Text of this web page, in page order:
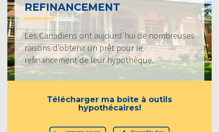
REFINANCEMENT
Les Canadiens ont aujourd’hui de nombreuses
raisons d’obtenir un prêt pour le
refinancement de leur hypothèque.
Télécharger ma boîte à outils
hypothécaires!